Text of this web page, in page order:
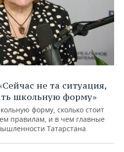
не та ситуация,
школьную форму»
форму, сколько стоит
правилам, и в чем главные
Татарстана